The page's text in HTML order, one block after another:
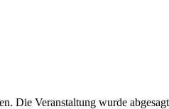
Die Veranstaltung wurde